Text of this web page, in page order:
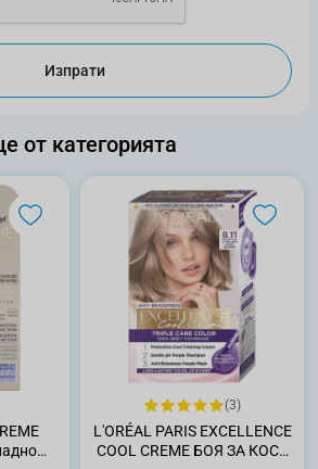
Изпрати
от категорията
(3)
L'ORÉAL PARIS EXCELLENCE
COOL CREME БОЯ ЗА КОСА